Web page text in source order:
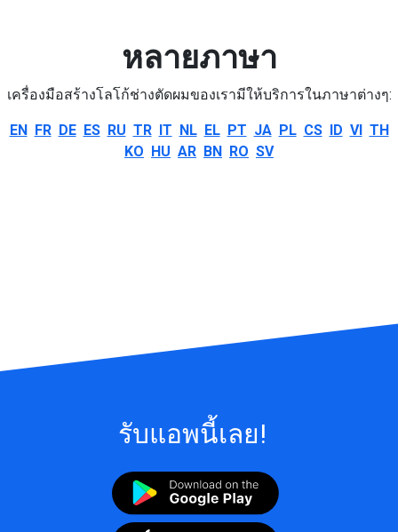
หลายภาษา
เครื่องมือสร้างโลโก้ช่างตัดผมของเรามีให้บริการในภาษาต่างๆ:
EN FR DE ES RU TR IT NL EL PT JA PL CS ID VI TH
KO HU AR BN RO SV
รับแอพนี้เลย!